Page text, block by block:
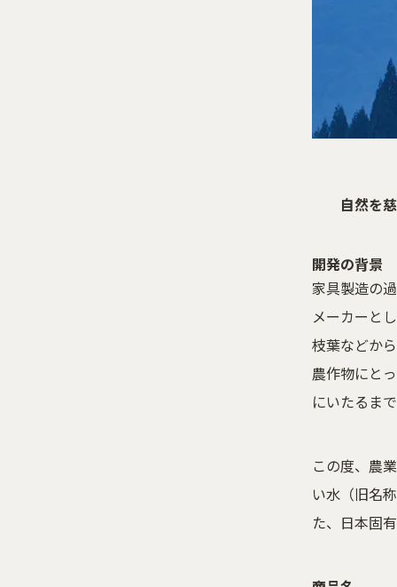
自然を慈
開発の背景
家具製造の
メーカーと
枝葉などか
農作物にと
にいたるま
この度、農
い水（旧名
た、日本固